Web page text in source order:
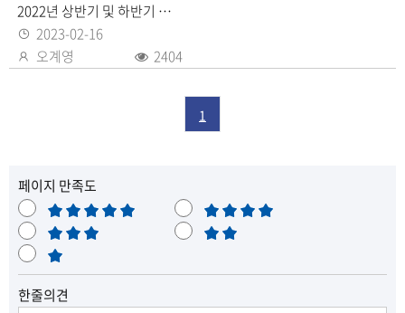
2022년 상반기 및 하반기 분실물 처리 안내문
등록일
2023-02-16
오계영
2404
1
페이지 만족도
매
우
만
족
만
족
보
통
불
매
우
불
한줄의견